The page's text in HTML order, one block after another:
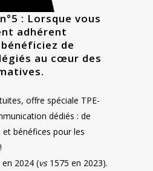
: Lorsque vous
adhérent
de
au cœur des
offre spéciale TPE-
dédiés : de
bénéfices pour les
2024 (vs1575 en 2023).